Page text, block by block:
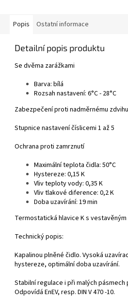
Popis Ostatní informace
Detailní popis produktu
Se dvěma zarážkami
Barva: bílá
Rozsah nastavení: 6°C - 28°C
Zabezpečení proti nadměrnému zdvihu
Stupnice nastavení číslicemi 1 až 5
Ochrana proti zamrznutí
Maximální teplota čidla: 50°C
Hystereze: 0,15 K
Vliv teploty vody: 0,35 K
Vliv tlakové diference: 0,2 K
Doba uzavírání: 19 min
Termostatická hlavice K s
Technický popis:
Kapalinou plněné čidlo. Vysoká
hystereze, optimální doba uzavírání.
Stabilní regulace i při malých pásmech
Odpovídá EnEV, resp. DIN V 470 -10.